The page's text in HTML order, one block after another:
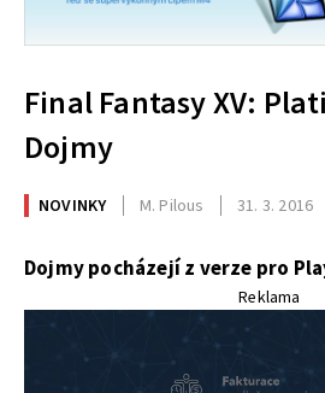
Final Fantasy XV:
Dojmy
NOVINKY M. Pilous 31. 3. 2016
Dojmy pocházejí z verze pro
Reklama